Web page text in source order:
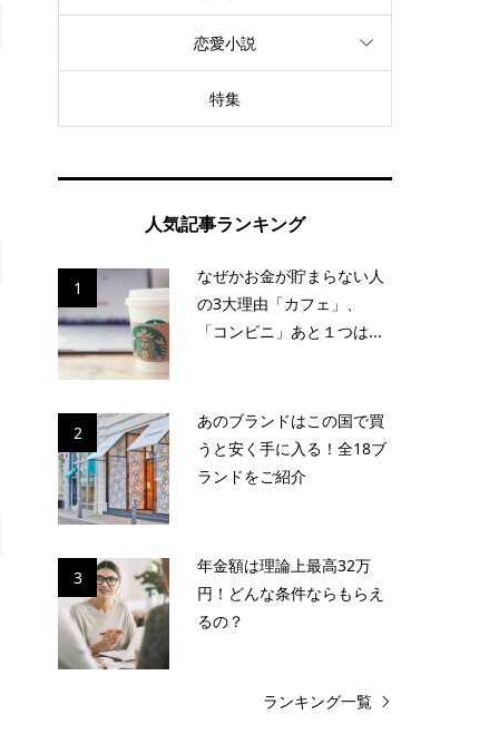
恋愛小説
特集
人気記事ランキング
1
なぜかお金が貯まらない人
の3大理由「カフェ」、
「コンビニ」あと１つは...
2
あのブランドはこの国で買
うと安く手に入る！全18ブ
ランドをご紹介
3
年金額は理論上最高32万
円！どんな条件ならもらえ
るの？
ランキング一覧